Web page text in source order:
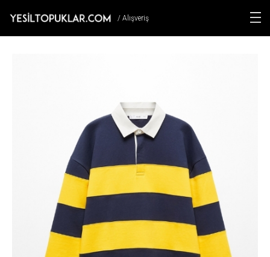
/ Alışveriş